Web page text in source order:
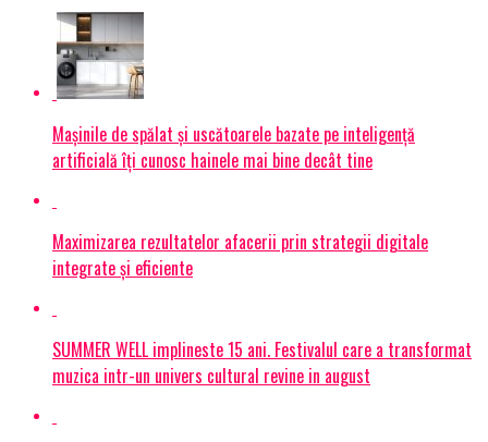
Mașinile de spălat și uscătoarele bazate pe inteligență
artificială îți cunosc hainele mai bine decât tine
Maximizarea rezultatelor afacerii prin strategii digitale
integrate și eficiente
SUMMER WELL implineste 15 ani. Festivalul care a transformat
muzica intr-un univers cultural revine in august